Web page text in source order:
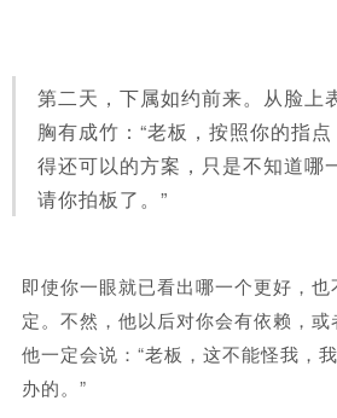
第二天，下属如约前来。从脸上
胸有成竹：“老板，按照你的指
得还可以的方案，只是不知道哪
请你拍板了。”
即使你一眼就已看出哪一个更好，
定。 不然，他以后对你会有依赖，或
他一定会说：“老板，这不能怪我，
办的。”